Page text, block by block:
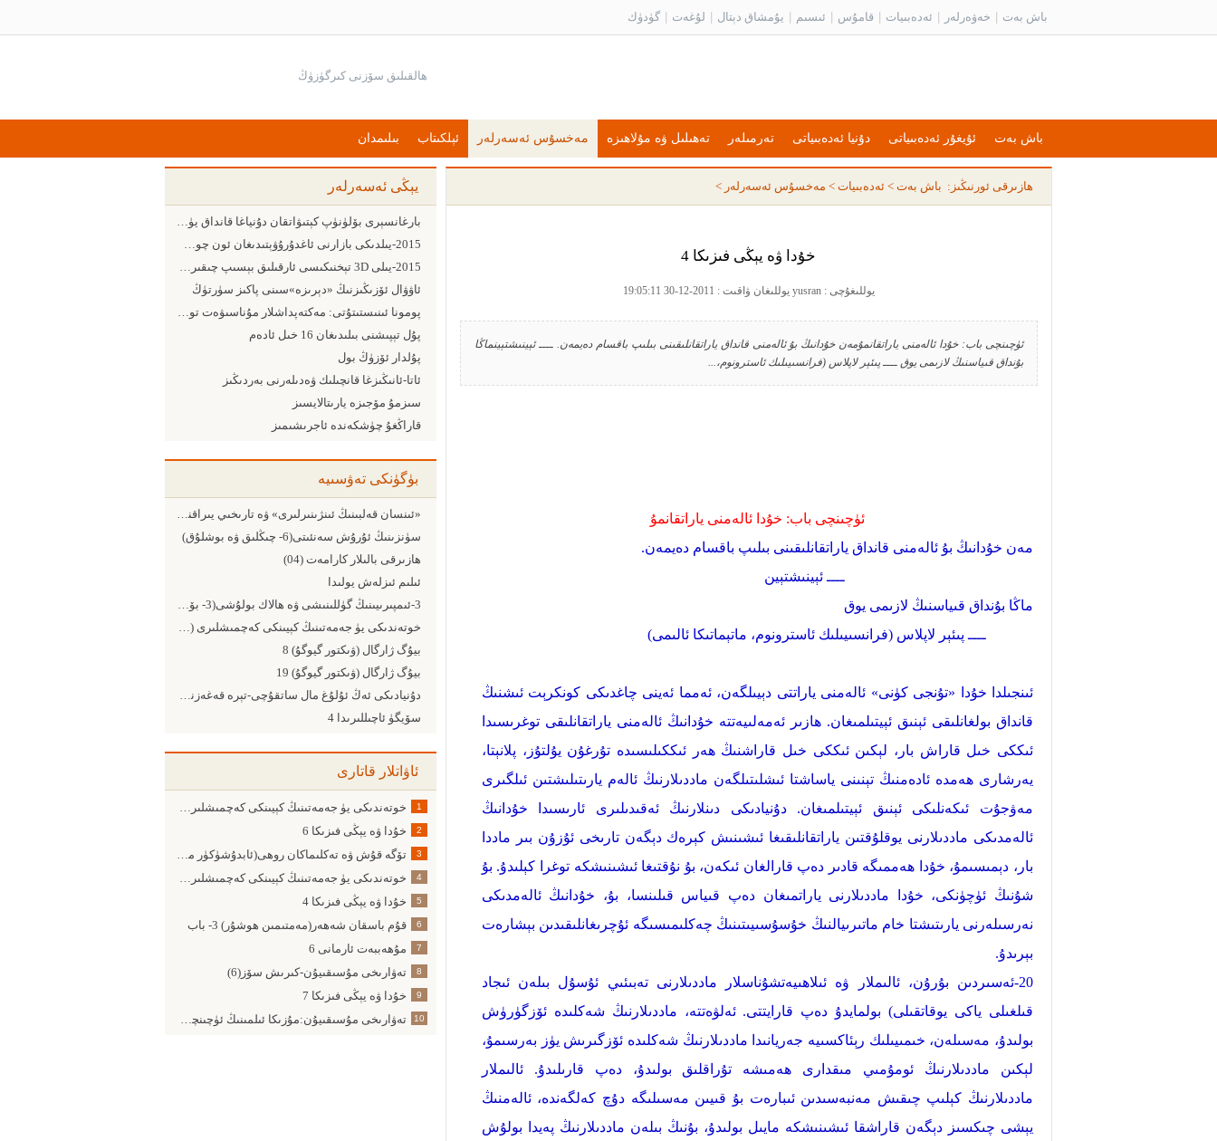
باش بەت خەۋەرلەر ئەدەبىيات قامۇس ئىسىم يۇمشاق دېتال لۇغەت گۈدۈك
باش بەت ئۇيغۇر ئەدەبىياتى دۇنيا ئەدەبىياتى تەرمىلەر تەھىلىل ۋە مۇلاھىزە مەخسۇس ئەسەرلەر ئېلكىتاب بىلىمدان
يېڭى ئەسەرلەر
بارغانسېرى بۆلۈنۈپ كېتىۋاتقان دۇنياغا قانداق يۈزلىنىش كېرەك
2015-يىلدىكى بازارنى ئاغدۇرۇۋېتىدىغان ئون چوڭ ئامىل
2015-يىلى 3D تېخنىكىسى ئارقىلىق بېسىپ چىقىرىش ساھەسىدىكى 5 چوڭ يۈزلىنىش
ئاۋۋال ئۆزىڭىزنىڭ «دېرىزە»سىنى پاكىز سۈرتۈڭ
پومونا ئىنىستىتۇتى: مەكتەپداشلار مۇناسىۋەت تورىدىن پايدىلىنىشقا ئەڭ ماھىر ئىنىست
پۇل تېپىشنى بىلىدىغان 16 خىل ئادەم
پۇلدار ئۆزۈڭ بول
ئاتا-ئانىڭىزغا قانچىلىك ۋەدىلەرنى بەردىڭىز
سىزمۇ مۆجىزە يارىتالايسىز
قاراڭغۇ چۈشكەندە ئاجرىشىمىز
بۈگۈنكى تەۋسىيە
«ئىنسان قەلبىنىڭ ئىنژىنىرلىرى» ۋە تارىخىي يىراقنى كۆرمەسلىك(ئابدۈشۈكۈر
سۈنزىنىڭ ئۇرۇش سەنئىتى(6- چىڭلىق ۋە بوشلۇق)
ھازىرقى بالىلار كارامەت (04)
ئىلىم ئىزلەش يولىدا
3-ئىمپىرىيىنىڭ گۈللىنىشى ۋە ھالاك بولۇشى(3- بۆلۈم ئۇرۇش يولىغا مېڭىش)
خوتەندىكى يۈ جەمەتىنىڭ كېيىنكى كەچمىشلىرى (7- توپىلاڭ)
بيۇگ ژارگال (ۋىكتور گيوگۇ) 8
بيۇگ ژارگال (ۋىكتور گيوگۇ) 19
دۇنيادىكى ئەڭ ئۇلۇغ مال ساتقۇچى-تېرە قەغەزنىڭ بىرىنچىسى
سۆيگۈ ئاچىللىرىدا 4
ئاۋاتلار قاتارى
1 خوتەندىكى يۈ جەمەتىنىڭ كېيىنكى كەچمىشلىرى (11- مۇھەممەت يۈ شۇنچىڭ كېرى
2 خۇدا ۋە يېڭى فىزىكا 6
3 تۆگە قۇش ۋە تەكلىماكان روھى(ئابدۇشۈكۈر مۇھەممەتئىمىن)
4 خوتەندىكى يۈ جەمەتىنىڭ كېيىنكى كەچمىشلىرى (14- يېڭى ھۆكۈمەت)
5 خۇدا ۋە يېڭى فىزىكا 4
6 قۇم باسقان شەھەر(مەمتىمىن ھوشۇر) 3- باب
7 مۇھەببەت ئارمانى 6
8 تەۋارىخى مۇسىقىيۇن-كىرىش سۆز(6)
9 خۇدا ۋە يېڭى فىزىكا 7
10 تەۋارىخى مۇسىقىيۇن:مۇزىكا ئىلمىنىڭ ئۈچىنچى پىرى مەۋلانە شەيخ ئەبۇ نەس
ھازىرقى ئورنىڭىز: باش بەت > ئەدەبىيات > مەخسۇس ئەسەرلەر >
خۇدا ۋە يېڭى فىزىكا 4
يوللىغۇچى : yusran يوللىغان ۋاقىت : 2011-12-30 19:05:11
ئۈچىنچى باب: خۇدا ئالەمنى ياراتقانمۇمەن خۇدانىڭ بۇ ئالەمنى قانداق ياراتقانلىقىنى بىلىپ باقسام دەيمەن. ــــ ئېينىشتېينماڭا
بۇنداق قىياسنىڭ لازىمى يوق ــــ پىئېر لاپلاس (فرانسىيىلىك ئاسترونوم،...
ئۈچىنچى باب: خۇدا ئالەمنى ياراتقانمۇ
مەن خۇدانىڭ بۇ ئالەمنى قانداق ياراتقانلىقىنى بىلىپ باقسام دەيمەن.
ــــ ئېينىشتېين
ماڭا بۇنداق قىياسنىڭ لازىمى يوق
ــــ پىئېر لاپلاس (فرانسىيىلىك ئاسترونوم، ماتېماتىكا ئالىمى)
ئىنجىلدا خۇدا «تۇنجى كۈنى» ئالەمنى ياراتتى دېيىلگەن، ئەمما ئەينى چاغدىكى كونكرېت ئىشنىڭ
قانداق بولغانلىقى ئېنىق ئېيتىلمىغان. ھازىر ئەمەلىيەتتە خۇدانىڭ ئالەمنى ياراتقانلىقى توغرىسىدا
ئىككى خىل قاراش بار، لېكىن ئىككى خىل قاراشنىڭ ھەر ئىككىلىسىدە تۇرغۇن يۇلتۇز، پلانېتا،
يەرشارى ھەمدە ئادەمنىڭ تېنىنى ياساشتا ئىشلىتىلگەن ماددىلارنىڭ ئالەم يارىتىلىشتىن ئىلگىرى
مەۋجۇت ئىكەنلىكى ئېنىق ئېيتىلمىغان. دۇنيادىكى دىنلارنىڭ ئەقىدىلىرى ئارىسىدا خۇدانىڭ
ئالەمدىكى ماددىلارنى يوقلۇقتىن ياراتقانلىقىغا ئىشىنىش كېرەك دېگەن تارىخى ئۇزۇن بىر ماددا
بار، دېمىسىمۇ، خۇدا ھەممىگە قادىر دەپ قارالغان ئىكەن، بۇ نۇقتىغا ئىشىنىشكە توغرا كېلىدۇ. بۇ
شۇنىڭ ئۈچۈنكى، خۇدا ماددىلارنى ياراتمىغان دەپ قىياس قىلىنسا، بۇ، خۇدانىڭ ئالەمدىكى
نەرسىلەرنى يارىتىشتا خام ماتىرىيالنىڭ خۇسۇسىيىتىنىڭ چەكلىمىسىگە ئۇچرىغانلىقىدىن بېشارەت
بېرىدۇ.
20-ئەسىردىن بۇرۇن، ئالىملار ۋە ئىلاھىيەتشۇناسلار ماددىلارنى تەبىئىي ئۇسۇل بىلەن ئىجاد
قىلغىلى ياكى يوقاتقىلى) بولمايدۇ دەپ قارايتتى. ئەلۋەتتە، ماددىلارنىڭ شەكلىدە ئۆزگۈرۈش
بولىدۇ، مەسىلەن، خىمىيىلىك رېئاكسىيە جەريانىدا ماددىلارنىڭ شەكلىدە ئۆزگىرىش يۈز بەرسىمۇ،
لېكىن ماددىلارنىڭ ئومۇمىي مىقدارى ھەمىشە تۇراقلىق بولىدۇ، دەپ قارىلىدۇ. ئالىملار
ماددىلارنىڭ كېلىپ چىقىش مەنبەسىدىن ئىبارەت بۇ قىيىن مەسىلىگە دۇچ كەلگەندە، ئالەمنىڭ
يېشى چىكسىز دېگەن قاراشقا ئىشىنىشكە مايىل بولىدۇ، بۇنىڭ بىلەن ماددىلارنىڭ پەيدا بولۇش